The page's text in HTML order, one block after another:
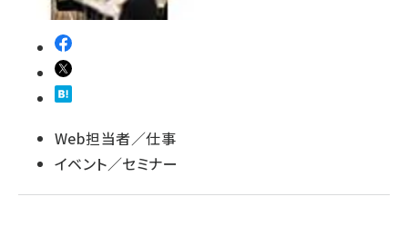
Web担当者／仕事
イベント／セミナー